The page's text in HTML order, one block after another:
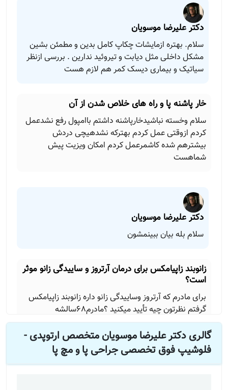
دکتر علیرضا موسویان
سلام. بهتره ازمایشات چکاپ کامل بدین و مطمئن بشین
مشکل داخلی مثل دیابت و تیروئید ندارین‌ ‌. بررسی ازنظر
سیاتیک و بیماری دیسک کمر هم لازم هست
خار پاشنه پا و راه های خلاص شدن از آن
سلام وخسته نباشیدخارپاشنه داشتم باامپول رفع نشدعمل
کردم ازوقتی عمل کردم بهترکه نشدهیچی دردش
بیشترهم شده کاشمرعمل کردم امکان ویزیت پیش
شماهست
دکتر علیرضا موسویان
سلام بله بیان ببینمشون
زانوبند زاپیامکس برای درمان آرتروز و ساییدگی زانو موثر
است؟
برای مادرم که آرتروز وساییدگی زانو داره زانوبند زاپیامکس
گرفتم نظرتون چیه تأیید میکنید ؟مادرم68سالشه
دکتر علیرضا موسویان
گالری دکتر علیرضا موسویان متخصص ارتوپدی -
فلوشیپ فوق تخصصی جراحی پا و مچ پا